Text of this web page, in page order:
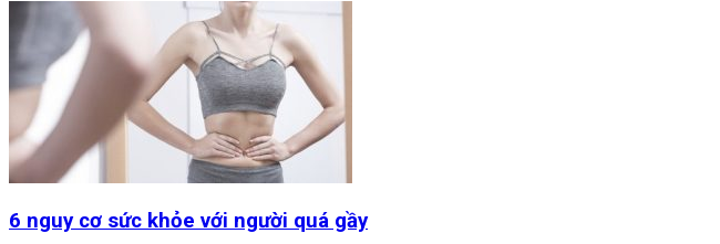
6 nguy cơ sức khỏe với người quá gầy